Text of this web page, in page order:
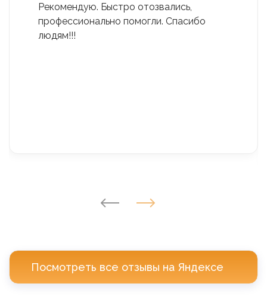
Рекомендую. Быстро отозвались,
профессионально помогли. Спасибо
людям!!!
Посмотреть все отзывы на Яндексе